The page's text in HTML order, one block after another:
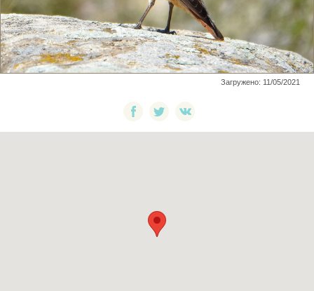
Загружено: 11/05/2021